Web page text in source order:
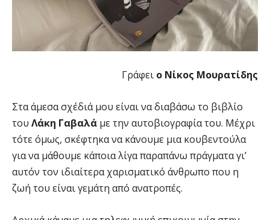
Γράφει ο Νίκος Μουρατίδης
Στα άμεσα σχέδιά μου είναι να διαβάσω το βιβλίο
του Λάκη Γαβαλά με την αυτοβιογραφία του. Μέχρι
τότε όμως, σκέφτηκα να κάνουμε μια κουβεντούλα
για να μάθουμε κάποια λίγα παραπάνω πράγματα γι’
αυτόν τον ιδιαίτερα χαρισματικό άνθρωπο που η
ζωή του είναι γεμάτη από ανατροπές.